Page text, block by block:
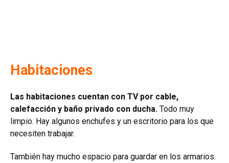
Habitaciones
Las habitaciones cuentan con TV por cable,
calefacción y baño privado con ducha. Todo muy
limpio. Hay algunos enchufes y un escritorio para los que
necesiten trabajar.
También hay mucho espacio para guardar en los armarios.